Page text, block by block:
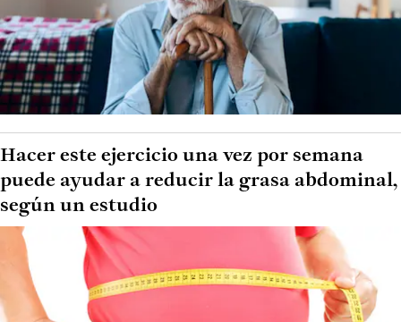
Hacer este ejercicio una vez por semana
puede ayudar a reducir la grasa abdominal,
según un estudio